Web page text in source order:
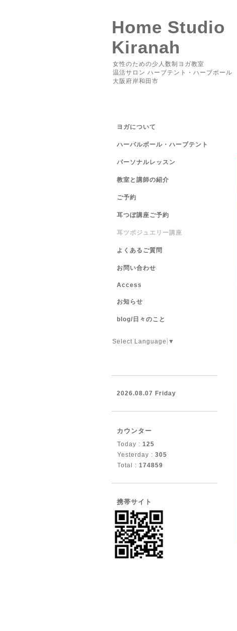
Home Studio
Kiranah
女性のための少人数制ヨガ教室
温活サロン ハーブテント・ハーブボール
大阪府岸和田市
ヨガについて
ハーバルボール・ハーブテント
パーソナルレッスン
教室と講師の紹介
ご予約
耳つぼ講座ご予約
耳ツボジュエリー講座
よくあるご質問
お問い合わせ
Access
お知らせ
blog/日々のこと
Select Language ▼
2026.08.07 Friday
カウンター
Today : 125
Yesterday : 305
Total : 174859
携帯サイト